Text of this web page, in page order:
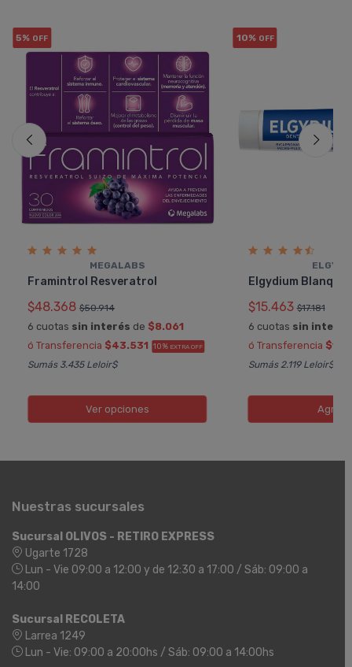
5% OFF
MEGALABS
Framintrol Resveratrol
$48.368 $50.914
6 cuotas sin interés de $8.061
ó Transferencia $43.531 10% EXTRA OFF
Sumás 3.435 Leloir$
Ver opciones
10% OFF
Elgydium
$15.463 $17.181
6 cuotas sin interés
ó Transferencia
Sumás 2.119 Leloir$
Nuestras sucursales
Sucursal OLIVOS - RETIRO EXPRESS
Ugarte 1728
Lun - Vie 09:00 a 12:00 y de 12:30 a 17:00 / Sáb: 09:00 a
14:00
Sucursal RECOLETA
Larrea 1249
Lun - Vie: 09:00 a 20:00hs / Sáb: 09:00 a 14:00hs